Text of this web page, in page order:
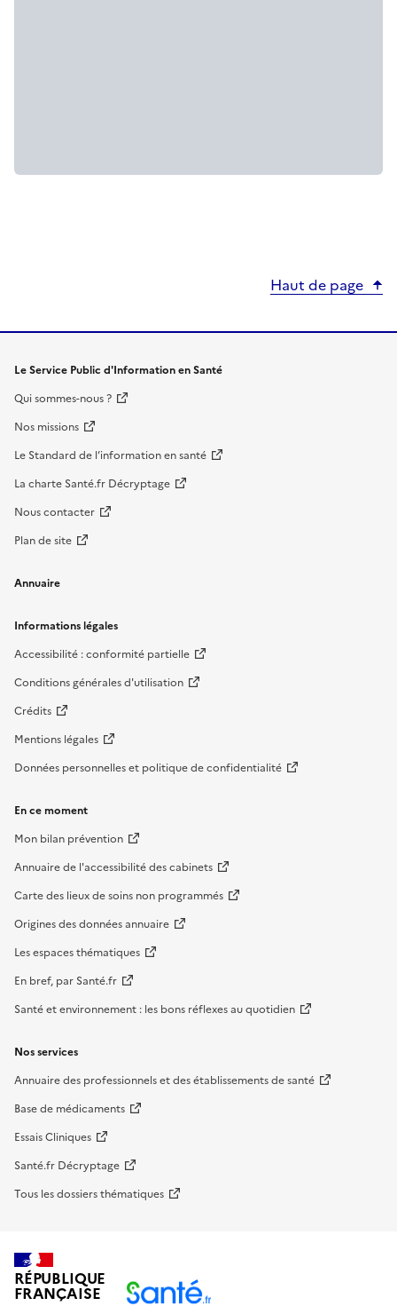
Haut de page
Le Service Public d'Information en Santé
Qui sommes-nous ?
Nos missions
Le Standard de l’information en santé
La charte Santé.fr Décryptage
Nous contacter
Plan de site
Annuaire
Informations légales
Accessibilité : conformité partielle
Conditions générales d'utilisation
Crédits
Mentions légales
Données personnelles et politique de confidentialité
En ce moment
Mon bilan prévention
Annuaire de l'accessibilité des cabinets
Carte des lieux de soins non programmés
Origines des données annuaire
Les espaces thématiques
En bref, par Santé.fr
Santé et environnement : les bons réflexes au quotidien
Nos services
Annuaire des professionnels et des établissements de santé
Base de médicaments
Essais Cliniques
Santé.fr Décryptage
Tous les dossiers thématiques
RÉPUBLIQUE
FRANÇAISE